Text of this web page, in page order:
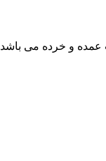
عمده و خرده می باشد